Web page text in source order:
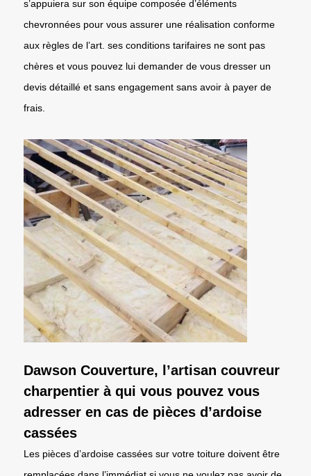
s’appuiera sur son équipe composée d’éléments
chevronnées pour vous assurer une réalisation conforme
aux règles de l’art. ses conditions tarifaires ne sont pas
chères et vous pouvez lui demander de vous dresser un
devis détaillé et sans engagement sans avoir à payer de
frais.
Dawson Couverture, l’artisan couvreur
charpentier à qui vous pouvez vous
adresser en cas de pièces d’ardoise
cassées
Les pièces d’ardoise cassées sur votre toiture doivent être